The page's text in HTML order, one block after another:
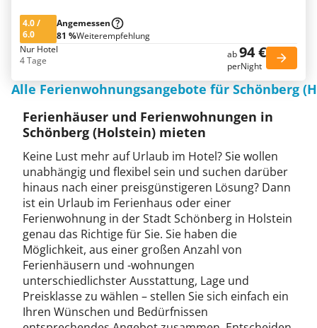
4.0/
6.0
Angemessen
81 %Weiterempfehlung
Nur Hotel
4 Tage
ab94 €
perNight
Alle Ferienwohnungsangebote für Schönberg
Ferienhäuser und Ferienwohnungen in
Schönberg (Holstein) mieten
Keine Lust mehr auf Urlaub im Hotel? Sie wollen
unabhängig und flexibel sein und suchen darüber
hinaus nach einer preisgünstigeren Lösung? Dann
ist ein Urlaub im Ferienhaus oder einer
Ferienwohnung in der Stadt Schönberg in Holstein
genau das Richtige für Sie. Sie haben die
Möglichkeit, aus einer großen Anzahl von
Ferienhäusern und -wohnungen
unterschiedlichster Ausstattung, Lage und
Preisklasse zu wählen – stellen Sie sich einfach ein
Ihren Wünschen und Bedürfnissen